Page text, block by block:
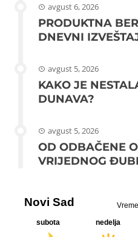
avgust 6, 2026
PRODUKTNA
DNEVNI
avgust 5, 2026
KAKO JE
DUNAVA?
avgust 5, 2026
OD ODBAČENE
VRIJEDNOG